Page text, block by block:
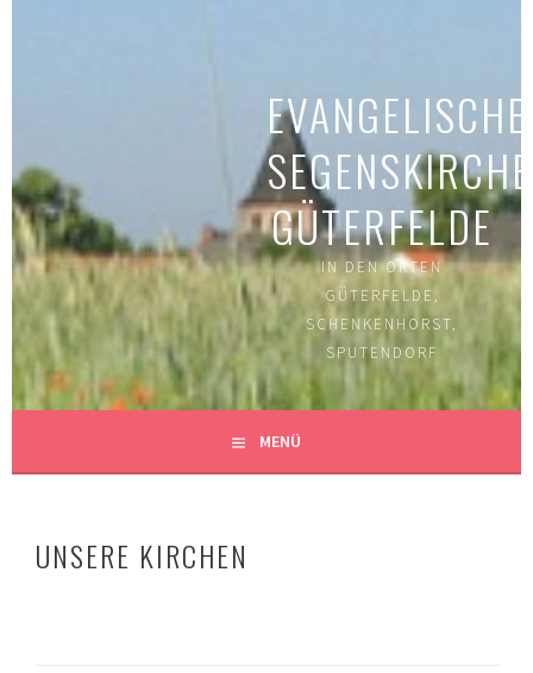
EVANGELISCHE
GÜTERFELDE
IN DEN ORTEN
GÜTERFELDE,
SCHENKENHORST,
SPUTENDORF
MENÜ
UNSERE KIRCHEN